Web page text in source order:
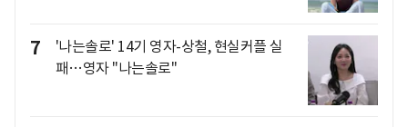
7
'나는솔로' 14기 영자-상철, 현실커플 실
패…영자 "나는솔로"